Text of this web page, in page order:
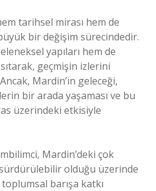
tarihsel mirası hem de
bir değişim sürecindedir.
yapıları hem de
geçmişin izlerini
Mardin’in geleceği,
bir arada yaşaması ve bu
üzerindeki etkisiyle
Mardin’deki çok
sürdürülebilir olduğu üzerinde
barışa katkı